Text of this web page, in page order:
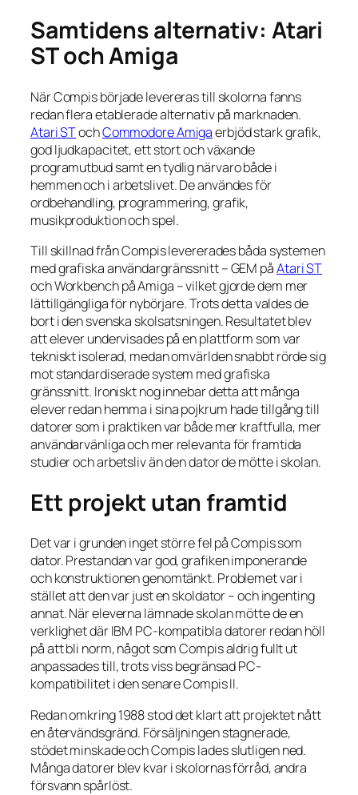
Samtidens alternativ: Atari
ST och Amiga
När Compis började levereras till skolorna fanns
redan flera etablerade alternativ på marknaden.
Atari STochCommodore Amigaerbjöd stark grafik,
god ljudkapacitet, ett stort och växande
programutbud samt en tydlig närvaro både i
hemmen och i arbetslivet. De användes för
ordbehandling, programmering, grafik,
musikproduktion och spel.
Till skillnad från Compis levererades båda systemen
med grafiska användargränssnitt – GEM påAtari ST
och Workbench på Amiga – vilket gjorde dem mer
lättillgängliga för nybörjare. Trots detta valdes de
bort i den svenska skolsatsningen. Resultatet blev
att elever undervisades på en plattform som var
tekniskt isolerad, medan omvärlden snabbt rörde sig
mot standardiserade system med grafiska
gränssnitt. Ironiskt nog innebar detta att många
elever redan hemma i sina pojkrum hade tillgång till
datorer som i praktiken var både mer kraftfulla, mer
användarvänliga och mer relevanta för framtida
studier och arbetsliv än den dator de mötte i skolan.
Ett projekt utan framtid
Det var i grunden inget större fel på Compis som
dator. Prestandan var god, grafiken imponerande
och konstruktionen genomtänkt. Problemet var i
stället att den var just en skoldator – och ingenting
annat. När eleverna lämnade skolan mötte de en
verklighet där IBM PC-kompatibla datorer redan höll
på att bli norm, något som Compis aldrig fullt ut
anpassades till, trots viss begränsad PC-
kompatibilitet i den senare Compis II.
Redan omkring 1988 stod det klart att projektet nått
en återvändsgränd. Försäljningen stagnerade,
stödet minskade och Compis lades slutligen ned.
Många datorer blev kvar i skolornas förråd, andra
försvann spårlöst.